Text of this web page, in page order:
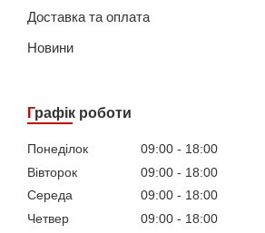
Доставка та оплата
Новини
Графік роботи
Понеділок 09:00
18:00
Вівторок
09:00
18:00
Середа
09:00
18:00
Четвер
09:00
18:00